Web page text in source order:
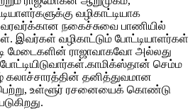
வழிகாட்டியாக
நகைச்சுவை பாணியில்
இவர்கள் வழிகாட்டும் போட்டியாளர்கள்
மேடைகளின் ராஜாவாகவோ அல்லது
செம்ம
கலாச்சாரத்தின் தனித்துவமான
உள்ளூர் ரசனையைக் கொண்டு